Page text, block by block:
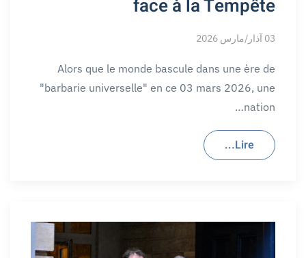
face à la Tempête
03 آذار/مارس 2026
Alors que le monde bascule dans une ère de
"barbarie universelle" en ce 03 mars 2026, une
nation…
Lire...